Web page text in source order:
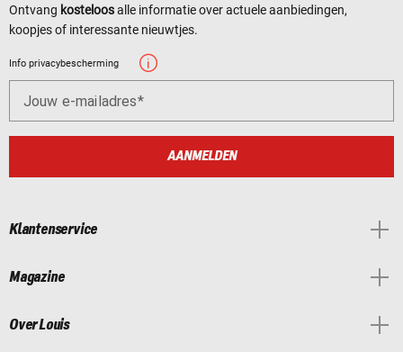
Ontvang kosteloosalle informatie over actuele aanbiedingen,
koopjes of interessante nieuwtjes.
Info privacybescherming
Jouw e-mailadres
AANMELDEN
Klantenservice
Magazine
Over Louis